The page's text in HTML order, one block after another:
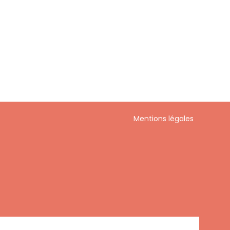
Mentions légales